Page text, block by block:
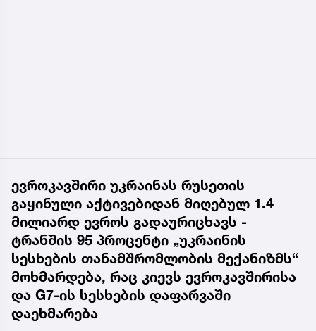
ევროკავშირი უკრაინას რუსეთის
გაყინული აქტივებიდან მიღებულ 1.4
მილიარდ ევროს გადაურიცხავს -
ტრანშის 95 პროცენტი „უკრაინის
სესხების თანამშრომლობის მექანიზმს“
მოხმარდება, რაც კიევს ევროკავშირისა
და G7-ის სესხების დაფარვაში
დაეხმარება